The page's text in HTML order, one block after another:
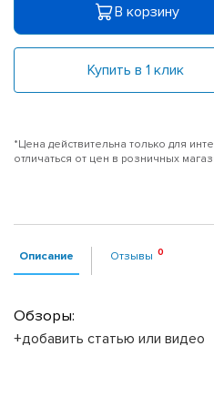
В корзину
Купить в 1 клик
*Цена действительна только для
отличаться от цен в розничных
Описание Отзывы
Обзоры:
+добавить статью или видео